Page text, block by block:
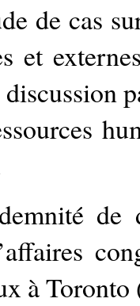
de cas
et
à